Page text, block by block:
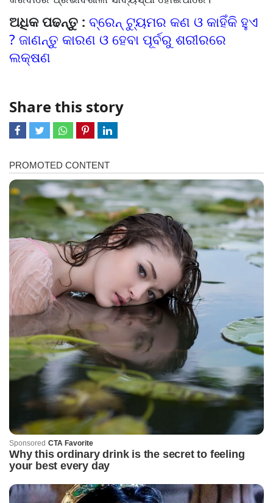
ଅଧିକ ପଢନ୍ତୁ : ବ୍ରେନ୍‌ ଟ୍ୟୁମର କଣ ଓ କାହିଁକି ହୁଏ
? ଜାଣନ୍ତୁ କାରଣ ଓ ହେବା ପୂର୍ବରୁ ଶରୀରରେ
ଲକ୍ଷଣ
Share this story